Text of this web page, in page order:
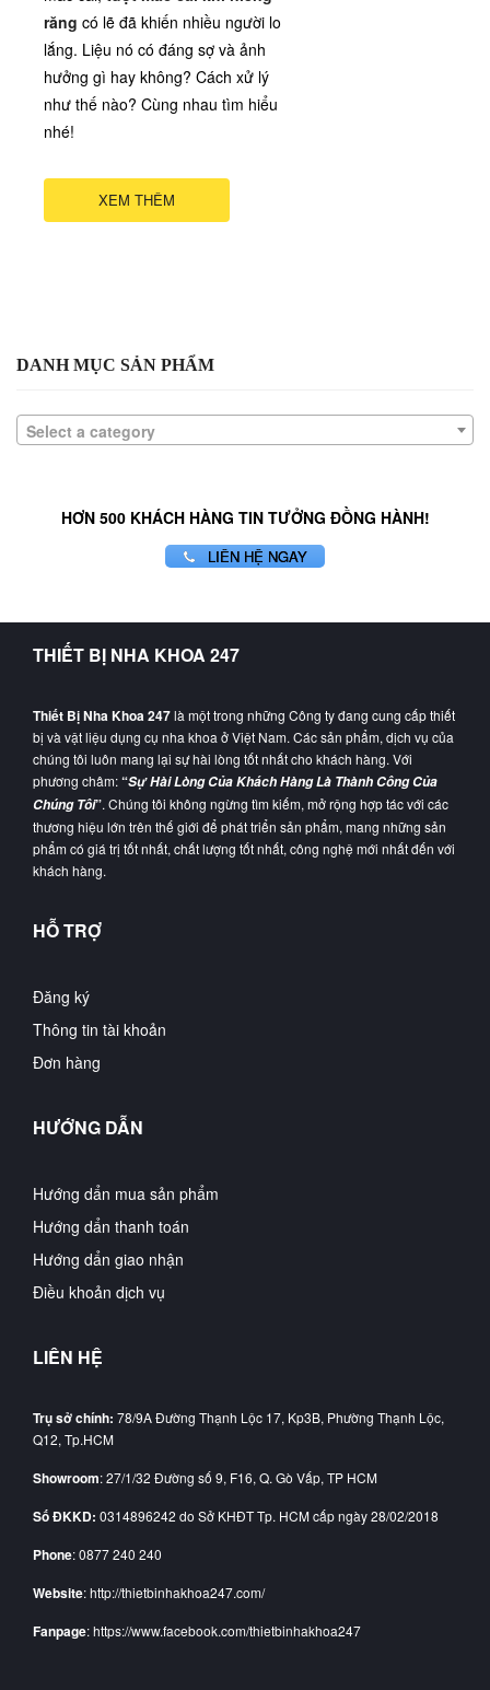
răng có lẽ đã khiến nhiều người lo
lắng. Liệu nó có đáng sợ và ảnh
hưởng gì hay không? Cách xử lý
như thế nào? Cùng nhau tìm hiểu
nhé!
XEM THÊM
DANH MỤC SẢN PHẨM
Select a category
HƠN 500 KHÁCH HÀNG TIN TƯỞNG ĐỒNG HÀNH!
LIÊN HỆ NGAY
THIẾT BỊ NHA KHOA 247
Thiết Bị Nha Khoa 247là một trong những Công ty đang cung cấp thiết
bị và vật liệu dụng cụ nha khoa ở Việt Nam. Các sản phẩm, dịch vụ của
chúng tôi luôn mang lại sự hài lòng tốt nhất cho khách hàng. Với
phương châm:“Sự Hài Lòng Của Khách Hàng Là Thành Công Của
Chúng Tôi”. Chúng tôi không ngừng tìm kiếm, mở rộng hợp tác với các
thương hiệu lớn trên thế giới để phát triển sản phẩm, mang những sản
phẩm có giá trị tốt nhất, chất lượng tốt nhất, công nghệ mới nhất đến với
khách hàng.
HỖ TRỢ
Đăng ký
Thông tin tài khoản
Đơn hàng
HƯỚNG DẪN
Hướng dẩn mua sản phẩm
Hướng dẩn thanh toán
Hướng dẩn giao nhận
Điều khoản dịch vụ
LIÊN HỆ
Trụ sở chính: 78/9A Đường Thạnh Lộc 17, Kp3B, Phường Thạnh Lộc,
Q12, Tp.HCM
Showroom: 27/1/32 Đường số 9, F16, Q. Gò Vấp, TP HCM
Số ĐKKD: 0314896242 do Sở KHĐT Tp. HCM cấp ngày 28/02/2018
Phone: 0877 240 240
Website: http://thietbinhakhoa247.com/
Fanpage: https://www.facebook.com/thietbinhakhoa247